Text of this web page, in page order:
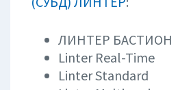
ЛИНТЕР БАСТИОН
Linter Real-Time
Linter Standard